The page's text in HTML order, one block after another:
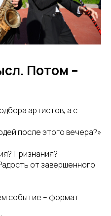
Потом –
артистов, а с
после этого вечера?»
Признания?
от завершенного
событие – формат